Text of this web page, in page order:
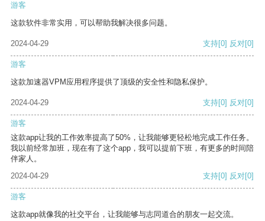
游客
这款软件非常实用，可以帮助我解决很多问题。
2024-04-29 支持[0] 反对[0]
游客
这款加速器VPM应用程序提供了顶级的安全性和隐私保护。
2024-04-29 支持[0] 反对[0]
游客
这款app让我的工作效率提高了50%，让我能够更轻松地完成工作任务。
我以前经常加班，现在有了这个app，我可以提前下班，有更多的时间陪
伴家人。
2024-04-29
支持[0] 反对[0]
游客
这款app就像我的社交平台，让我能够与志同道合的朋友一起交流。